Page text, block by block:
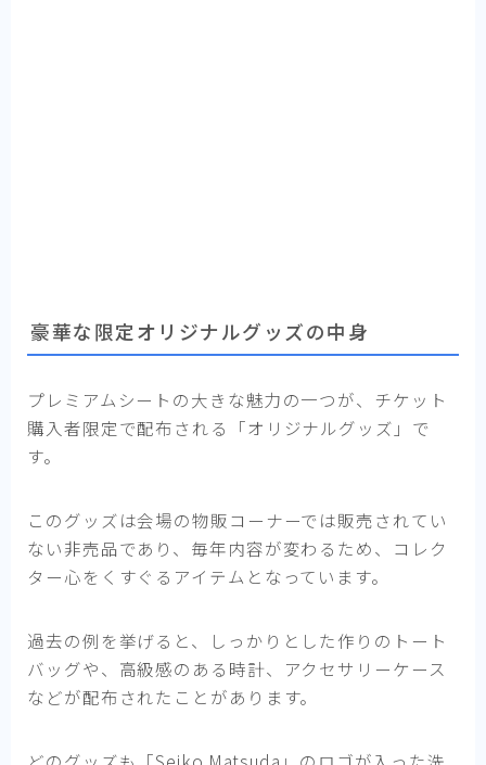
豪華な限定オリジナルグッズの中身
プレミアムシートの大きな魅力の一つが、チケット
購入者限定で配布される「オリジナルグッズ」で
す。
このグッズは会場の物販コーナーでは販売されてい
ない非売品であり、毎年内容が変わるため、コレク
ター心をくすぐるアイテムとなっています。
過去の例を挙げると、しっかりとした作りのトート
バッグや、高級感のある時計、アクセサリーケース
などが配布されたことがあります。